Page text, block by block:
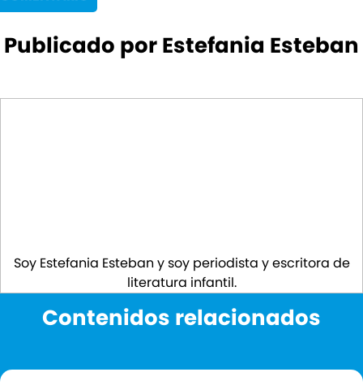
Publicado por Estefania Esteban
Soy Estefania Esteban y soy periodista y escritora de
literatura infantil.
Contenidos relacionados